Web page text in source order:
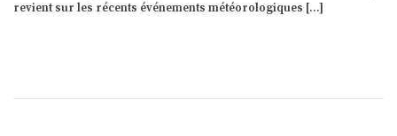
revient sur les récents événements météorologiques […]